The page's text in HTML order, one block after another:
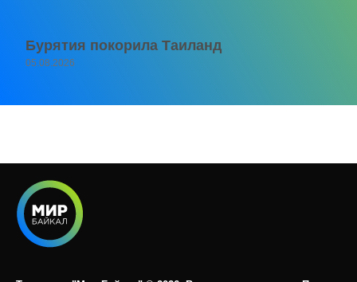
Бурятия покорила Таиланд
05.08.2026